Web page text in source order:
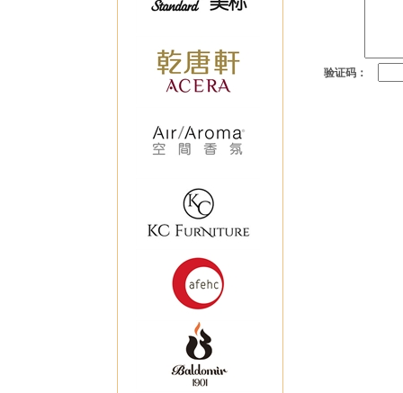
验证码：